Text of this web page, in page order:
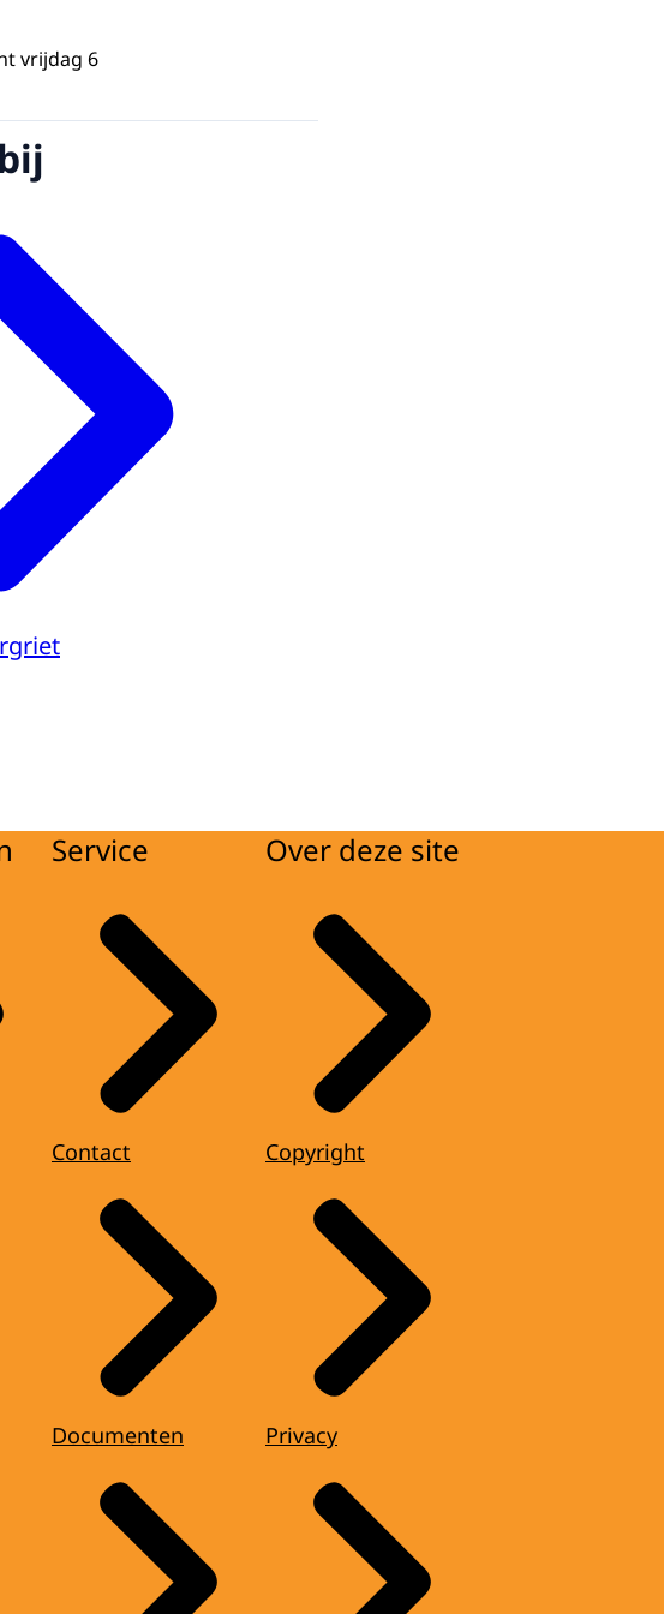
vrijdag 6
Service
Contact
Documenten
Over deze site
Copyright
Privacy